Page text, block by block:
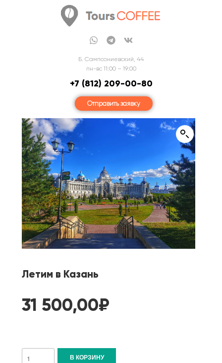
Б. Сампсониевский, 44
пн-вс 11:00 – 19:00
+7 (812) 209-00-80
Отправить заявку
Летим в Казань
31 500,00₽
В КОРЗИНУ